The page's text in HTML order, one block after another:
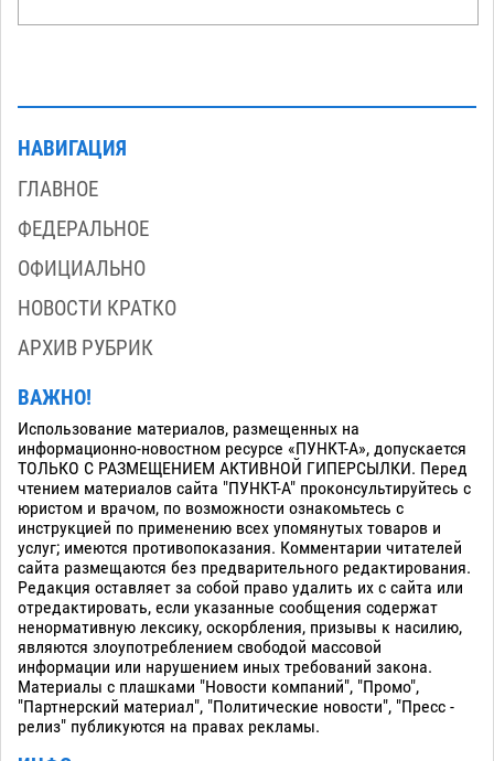
НАВИГАЦИЯ
ГЛАВНОЕ
ФЕДЕРАЛЬНОЕ
ОФИЦИАЛЬНО
НОВОСТИ КРАТКО
АРХИВ РУБРИК
ВАЖНО!
Использование материалов, размещенных на
информационно-новостном ресурсе «ПУНКТ-А», допускается
ТОЛЬКО С РАЗМЕЩЕНИЕМ АКТИВНОЙ ГИПЕРСЫЛКИ. Перед
чтением материалов сайта "ПУНКТ-А" проконсультируйтесь с
юристом и врачом, по возможности ознакомьтесь с
инструкцией по применению всех упомянутых товаров и
услуг; имеются противопоказания. Комментарии читателей
сайта размещаются без предварительного редактирования.
Редакция оставляет за собой право удалить их с сайта или
отредактировать, если указанные сообщения содержат
ненормативную лексику, оскорбления, призывы к насилию,
являются злоупотреблением свободой массовой
информации или нарушением иных требований закона.
Материалы с плашками "Новости компаний", "Промо",
"Партнерский материал", "Политические новости", "Пресс -
релиз" публикуются на правах рекламы.